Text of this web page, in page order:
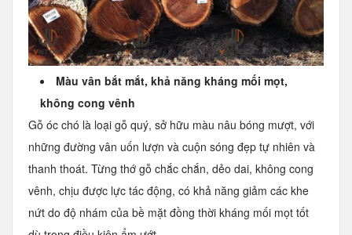
Màu vân bắt mắt, khả năng kháng mối mọt,
không cong vênh
Gỗ óc chó là loại gỗ quý, sở hữu màu nâu bóng mượt, với
những đường vân uốn lượn và cuộn sóng đẹp tự nhiên và
thanh thoát. Từng thớ gỗ chắc chắn, dẻo dai, không cong
vênh, chịu được lực tác động, có khả năng giảm các khe
nứt do độ nhám của bề mặt đồng thời kháng mối mọt tốt